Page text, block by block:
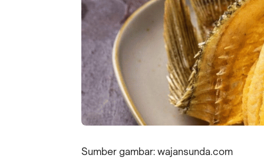
Sumber gambar: wajansunda.com